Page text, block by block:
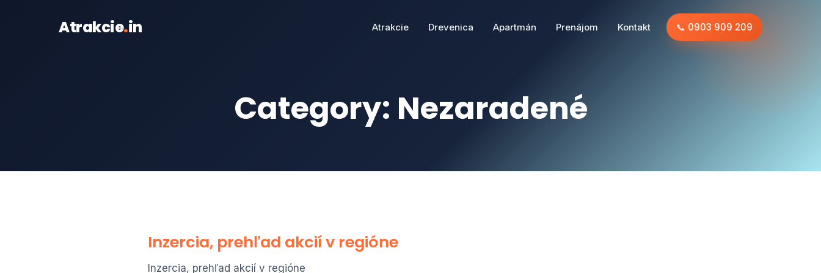
Atrakcie.in Atrakcie Drevenica Apartmán Prenájom Kontakt 📞 0903 909 209
Category: Nezaradené
Inzercia, prehľad akcií v regióne
Inzercia, prehľad akcií v regióne